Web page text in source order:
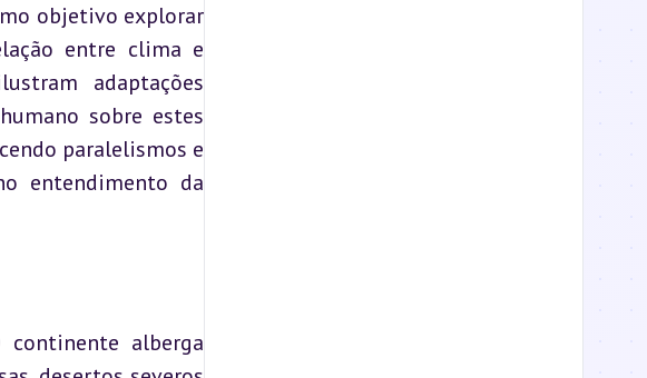
objetivo explorar
entre clima e
adaptações
sobre estes
paralelismos e
entendimento da
alberga